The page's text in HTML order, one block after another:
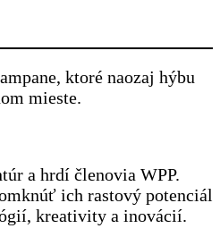
ktoré naozaj hýbu
mieste.
a hrdí členovia WPP.
ich rastový potenciál
kreativity a inovácií.